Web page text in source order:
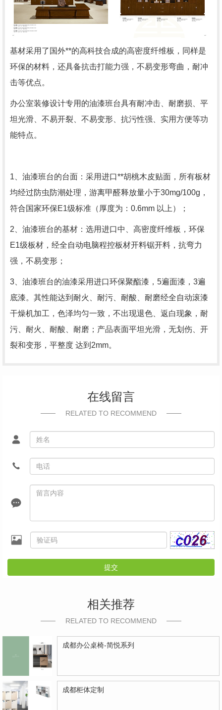
基材采用了国外**的高科技合成的高密度纤维板，同样是
环保的材料，还具备抗击打能力强，不易变形弯曲，耐冲
击等优点。
办公室装修设计专用的油漆班台具有耐冲击、耐磨损、平
坦光滑、不易开裂、不易变形、抗污性强、实用方便等功
能特点。
1 、油漆班台的台面：采用进口**胡桃木皮贴面，所有板材
均经过防虫防潮处理，游离甲醛释放量小于30mg/100g ，
符合国家环保E1级标准（厚度为： 0.6mm 以上）；
2 、油漆班台的基材：选用进口中、高密度纤维板，环保
E1级板材，经全自动电脑程控板材开料锯开料，抗弯力
强，不易变形；
3 、油漆班台的油漆采用进口环保聚酯漆， 5遍面漆， 3遍
底漆。其性能达到耐火、耐污、耐酸、耐磨经全自动滚漆
干燥机加工，色泽均匀一致，不出现退色、返白现象，耐
污、耐火、耐酸、耐磨；产品表面平坦光滑，无划伤、开
裂和变形，平整度 达到 2mm。
在线留言
RELATED TO RECOMMEND
提交
相关推荐
RELATED TO RECOMMEND
成都办公桌椅-简悦系列
成都柜体定制